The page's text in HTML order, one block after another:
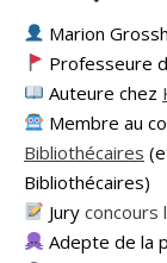
Marion
Professeure
Auteure chez
Membre au
Bibliothécaires
Bibliothécaires)
Juryconcours
Adepte de la